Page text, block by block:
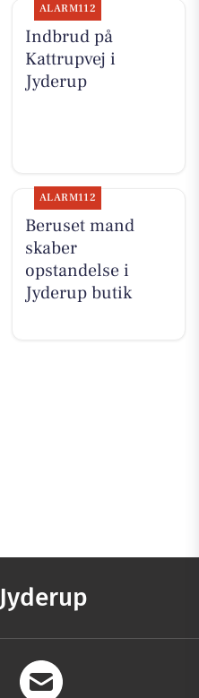
ALARM112
Indbrud på
Kattrupvej i
Jyderup
ALARM112
Beruset mand
skaber
opstandelse i
Jyderup butik
Jyderup